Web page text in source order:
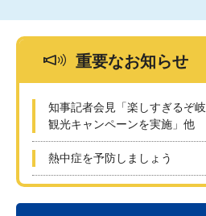
重要なお知らせ
知事記者会見「楽しすぎるぞ
観光キャンペーンを実施」他
熱中症を予防しましょう